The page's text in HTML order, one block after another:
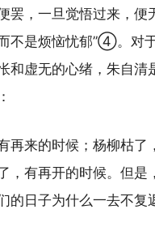
罢，一旦觉悟过来，便
不是烦恼忧郁”④。对
和虚无的心绪，朱自清
再来的时候；杨柳枯了
，有再开的时候。但是
的日子为什么一去不